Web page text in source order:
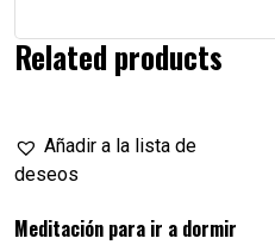
Related products
Añadir a la lista de
deseos
Meditación para ir a dormir